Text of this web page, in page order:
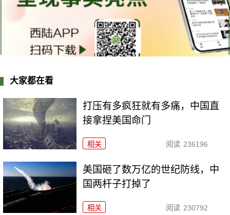
大家都在看
打压有多疯狂就有多痛，中国直
接拿捏美国命门
相关 阅读 236196
美国砸了数万亿的世纪防线，中
国两杆子打掉了
相关 阅读 230792